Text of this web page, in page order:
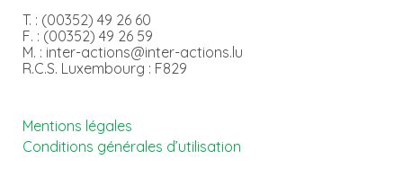
T. : (00352) 49 26 60
F. : (00352) 49 26 59
M. : inter-actions@inter-actions.lu
R.C.S. Luxembourg : F829
Mentions légales
Conditions générales d’utilisation